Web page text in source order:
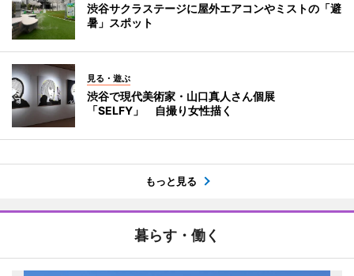
渋谷サクラステージに屋外エアコンやミストの「避
暑」スポット
見る・遊ぶ
渋谷で現代美術家・山口真人さん個展
「SELFY」 自撮り女性描く
もっと見る
暮らす・働く